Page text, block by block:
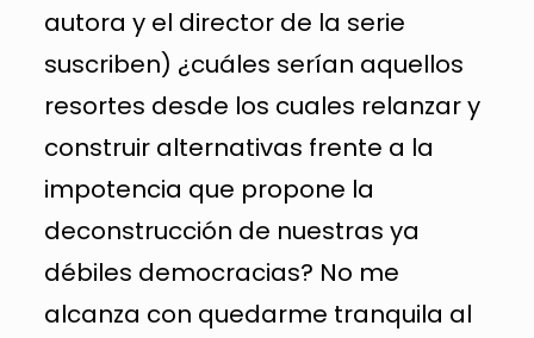
autora y el director de la serie
suscriben) ¿cuáles serían aquellos
resortes desde los cuales relanzar y
construir alternativas frente a la
impotencia que propone la
deconstrucción de nuestras ya
débiles democracias? No me
alcanza con quedarme tranquila al